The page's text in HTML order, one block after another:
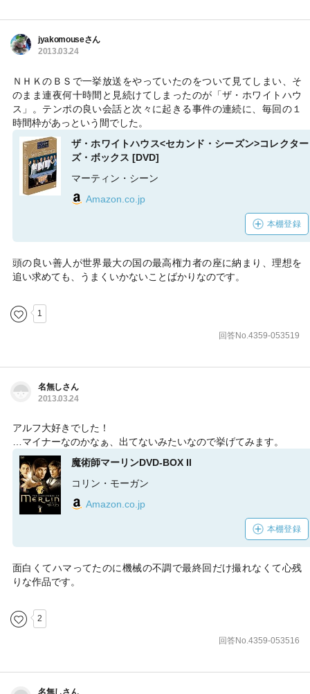
jyakomouseさん
2013.03.24
ＮＨＫのＢＳで一挙放送をやっていたのをついて見てしまい、そ
のまま連夜何十時間と見続けてしまったのが「ザ・ホワイトハウ
ス」。テンポの良い会話と次々に起きる事件の連続に、毎回の１
時間枠があっという間でした。
ザ・ホワイトハウス<セカンド・シーズン>コレクター
ズ・ボックス [DVD]
マーティン・シーン
Amazon.co.jp
本棚登録
頭の良い善人が世界最大の国の最高権力者の座に納まり、理想を
追い求めても、うまくいかないことばかりなのです。
1
回答No.4359-053519
名無しさん
2013.03.24
アルフ大好きでした！
…マイナーなのかなぁ、出てないみたいなので挙げてみます。
魔術師マーリンDVD-BOX II
コリン・モーガン
Amazon.co.jp
本棚登録
面白くてハマってたのに機械の不調で最終回だけ撮れなくて心残
りな作品です。
2
回答No.4359-053516
名無しさん